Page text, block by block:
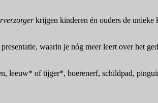
krijgen kinderen én ouders de unieke
waarin je nóg meer leert over het
leeuw* of tijger*, boerenerf, schildpad,